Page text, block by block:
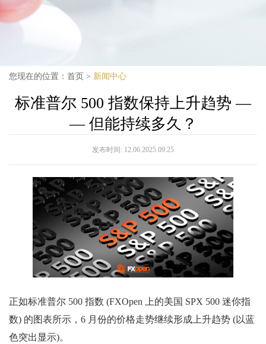
您现在的位置： 首页 > 新闻中心
标准普尔 500 指数保持上升趋势 —
— 但能持续多久？
发布时间: 12.06.2025 09:25
正如标准普尔 500 指数 (FXOpen 上的美国 SPX 500 迷你指
数) 的图表所示，6 月份的价格走势继续形成上升趋势 (以蓝
色突出显示)。